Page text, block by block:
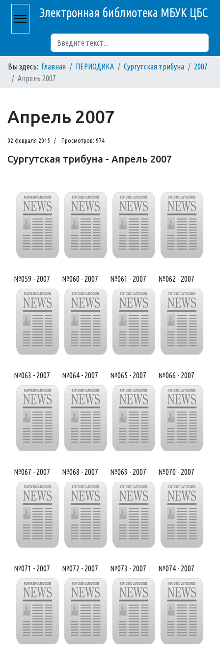
Электронная библиотека МБУК ЦБС
Вы здесь: Главная ПЕРИОДИКА Сургутская трибуна
2007
Апрель 2007
Апрель 2007
02 февраля 2015 Просмотров: 974
Сургутская трибуна - Апрель 2007
№059 - 2007 №060 - 2007 №061 - 2007 №062 - 2007
№063 - 2007 №064 - 2007 №065 - 2007 №066 - 2007
№067 - 2007 №068 - 2007 №069 - 2007 №070 - 2007
№071 - 2007 №072 - 2007 №073 - 2007 №074 - 2007